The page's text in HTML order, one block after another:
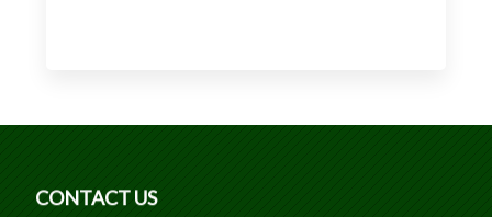
CONTACT US